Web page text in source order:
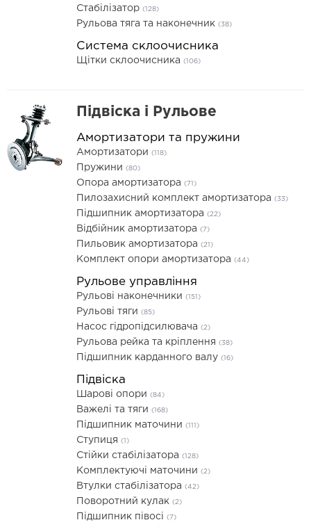
Стабілізатор (128)
Рульова тяга та наконечник (38)
Система склоочисника
Щітки склоочисника (106)
Підвіска і Рульове
Амортизатори та пружини
Амортизатори (118)
Пружини (80)
Опора амортизатора (71)
Пилозахисний комплект амортизатора (33)
Підшипник амортизатора (22)
Відбійник амортизатора (7)
Пильовик амортизатора (21)
Комплект опори амортизатора (44)
Рульове управління
Рульові наконечники (151)
Рульові тяги (85)
Насос гідропідсилювача (2)
Рульова рейка та кріплення (38)
Підшипник карданного валу (16)
Підвіска
Шарові опори (84)
Важелі та тяги (168)
Підшипник маточини (111)
Ступиця (1)
Стійки стабілізатора (128)
Комплектуючі маточини (2)
Втулки стабілізатора (42)
Поворотний кулак (2)
Підшипник півосі (7)